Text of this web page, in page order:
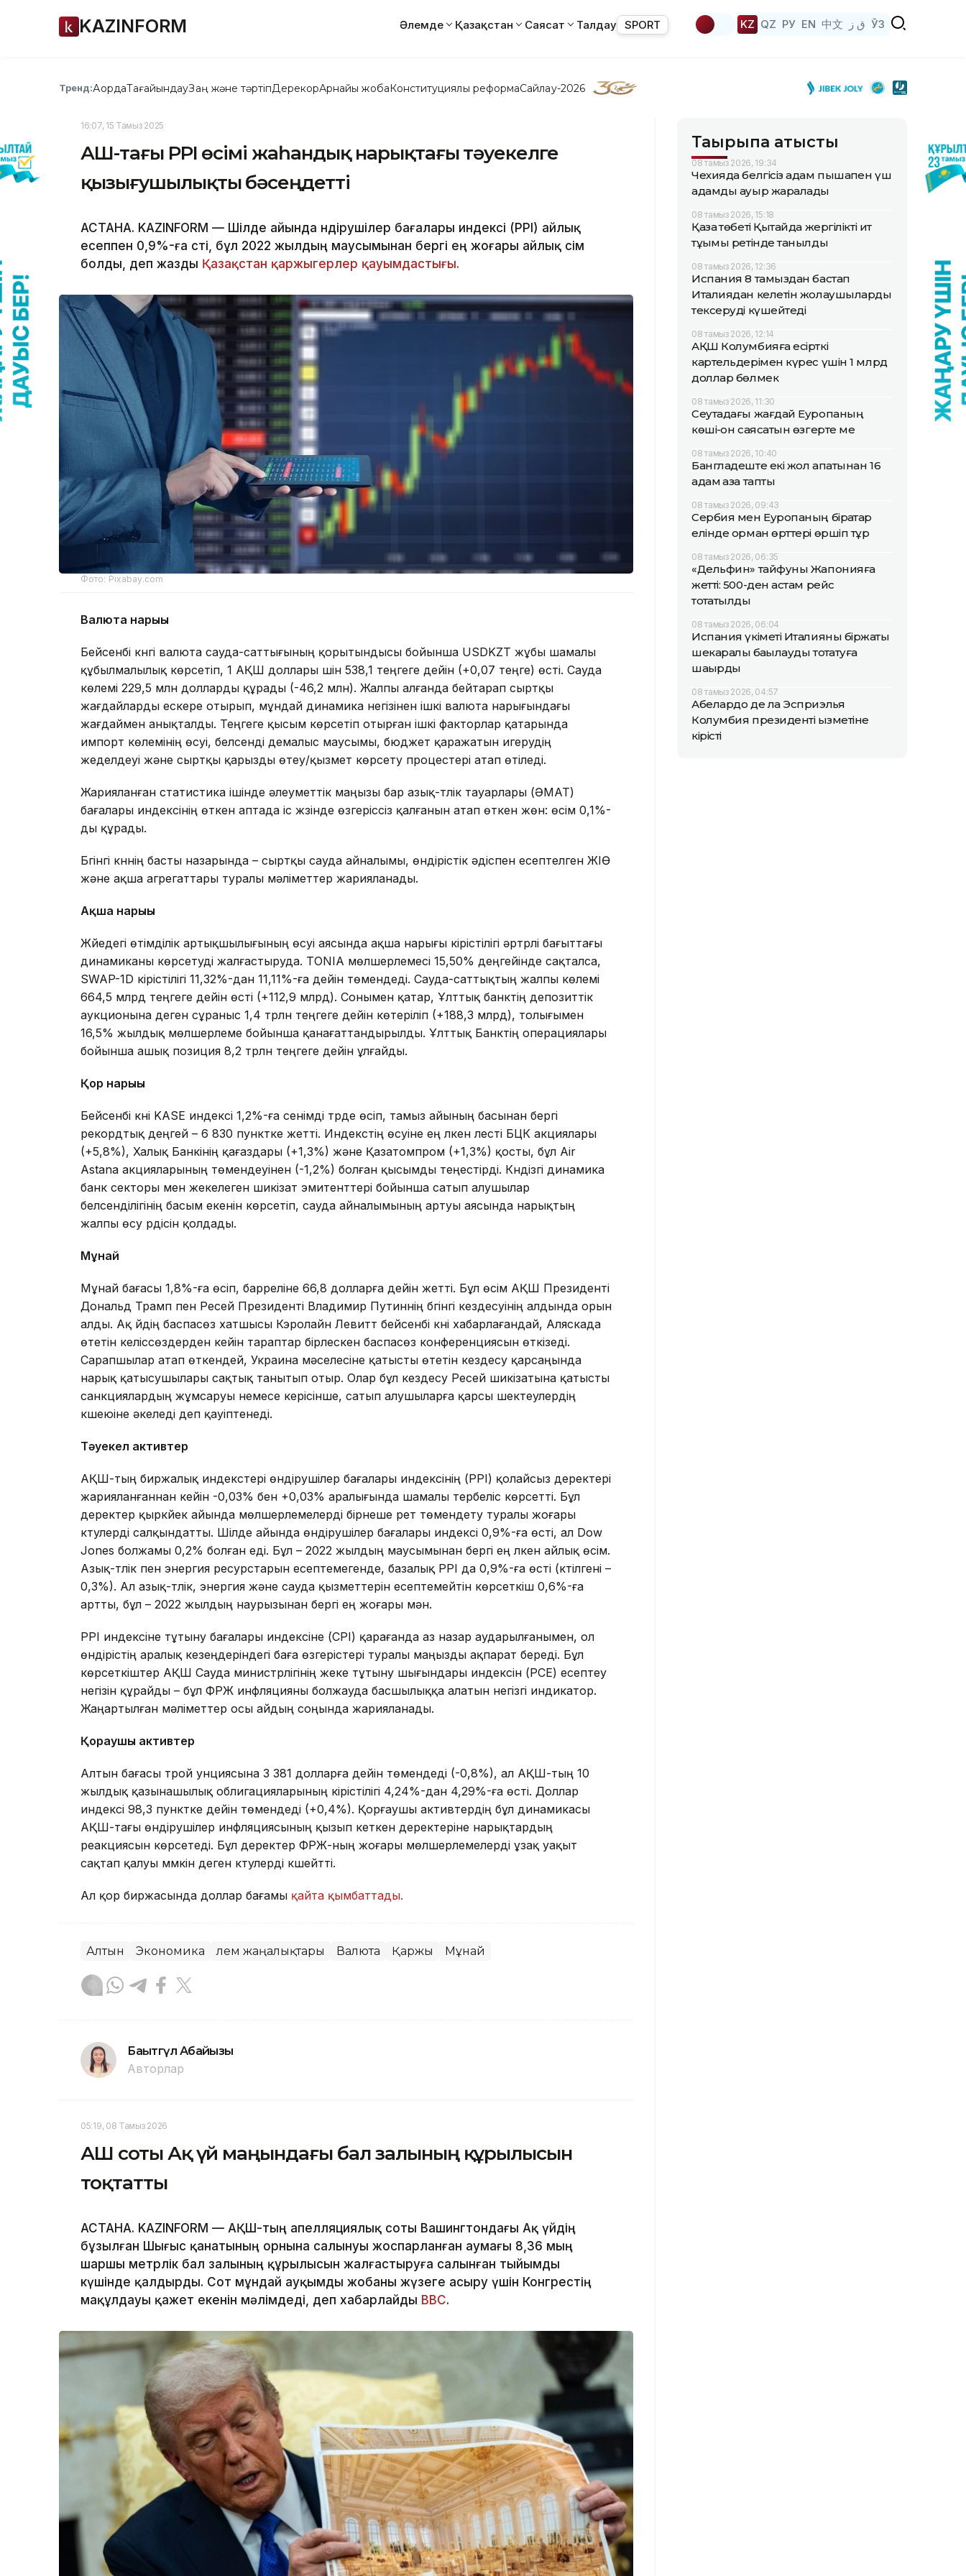
KAZINFORM Әлемде Қазақстан Саясат Талдау SPORT KZ QZ РУ EN 中文 ق ز ЎЗ
Тренд:АқордаТағайындауЗаң және тәртіпДерекқорАрнайы жобаКонституциялық реформаСайлау-2026
16:07, 15 Тамыз 2025
АҚШ-тағы PPI өсімі жаһандық нарықтағы тәуекелге
қызығушылықты бәсеңдетті
АСТАНА. KAZINFORM — Шілде айында өндірушілер бағалары индексі (PPI) айлық
есеппен 0,9%-ға өсті, бұл 2022 жылдың маусымынан бергі ең жоғары айлық өсім
болды, деп жазды Қазақстан қаржыгерлер қауымдастығы.
Фото: Pixabay.com
Валюта нарығы
Бейсенбі күнгі валюта сауда-саттығының қорытындысы бойынша USDKZT жұбы шамалы
құбылмалылық көрсетіп, 1 АҚШ доллары үшін 538,1 теңгеге дейін (+0,07 теңге) өсті. Сауда
көлемі 229,5 млн долларды құрады (-46,2 млн). Жалпы алғанда бейтарап сыртқы
жағдайларды ескере отырып, мұндай динамика негізінен ішкі валюта нарығындағы
жағдаймен анықталды. Теңгеге қысым көрсетіп отырған ішкі факторлар қатарында
импорт көлемінің өсуі, белсенді демалыс маусымы, бюджет қаражатын игерудің
жеделдеуі және сыртқы қарызды өтеу/қызмет көрсету процестері атап өтіледі.
Жарияланған статистика ішінде әлеуметтік маңызы бар азық-түлік тауарлары (ӘМАТ)
бағалары индексінің өткен аптада іс жүзінде өзгеріссіз қалғанын атап өткен жөн: өсім 0,1%-
ды құрады.
Бүгінгі күннің басты назарында – сыртқы сауда айналымы, өндірістік әдіспен есептелген ЖІӨ
және ақша агрегаттары туралы мәліметтер жарияланады.
Ақша нарығы
Жүйедегі өтімділік артықшылығының өсуі аясында ақша нарығы кірістілігі әртүрлі бағыттағы
динамиканы көрсетуді жалғастыруда. TONIA мөлшерлемесі 15,50% деңгейінде сақталса,
SWAP-1D кірістілігі 11,32%-дан 11,11%-ға дейін төмендеді. Сауда-саттықтың жалпы көлемі
664,5 млрд теңгеге дейін өсті (+112,9 млрд). Сонымен қатар, Ұлттық банктің депозиттік
аукционына деген сұраныс 1,4 трлн теңгеге дейін көтеріліп (+188,3 млрд), толығымен
16,5% жылдық мөлшерлеме бойынша қанағаттандырылды. Ұлттық Банктің операциялары
бойынша ашық позиция 8,2 трлн теңгеге дейін ұлғайды.
Қор нарығы
Бейсенбі күні KASE индексі 1,2%-ға сенімді түрде өсіп, тамыз айының басынан бергі
рекордтық деңгей – 6 830 пунктке жетті. Индекстің өсуіне ең үлкен үлесті БЦК акциялары
(+5,8%), Халық Банкінің қағаздары (+1,3%) және Қазатомпром (+1,3%) қосты, бұл Air
Astana акцияларының төмендеуінен (-1,2%) болған қысымды теңестірді. Күндізгі динамика
банк секторы мен жекелеген шикізат эмитенттері бойынша сатып алушылар
белсенділігінің басым екенін көрсетіп, сауда айналымының артуы аясында нарықтың
жалпы өсу үрдісін қолдады.
Мұнай
Мұнай бағасы 1,8%-ға өсіп, барреліне 66,8 долларға дейін жетті. Бұл өсім АҚШ Президенті
Дональд Трамп пен Ресей Президенті Владимир Путиннің бүгінгі кездесуінің алдында орын
алды. Ақ үйдің баспасөз хатшысы Кэролайн Левитт бейсенбі күні хабарлағандай, Аляскада
өтетін келіссөздерден кейін тараптар бірлескен баспасөз конференциясын өткізеді.
Сарапшылар атап өткендей, Украина мәселесіне қатысты өтетін кездесу қарсаңында
нарық қатысушылары сақтық танытып отыр. Олар бұл кездесу Ресей шикізатына қатысты
санкциялардың жұмсаруы немесе керісінше, сатып алушыларға қарсы шектеулердің
күшеюіне әкеледі деп қауіптенеді.
Тәуекел активтер
АҚШ-тың биржалық индекстері өндірушілер бағалары индексінің (PPI) қолайсыз деректері
жарияланғаннан кейін -0,03% бен +0,03% аралығында шамалы тербеліс көрсетті. Бұл
деректер қыркүйек айында мөлшерлемелерді бірнеше рет төмендету туралы жоғары
күтулерді салқындатты. Шілде айында өндірушілер бағалары индексі 0,9%-ға өсті, ал Dow
Jones болжамы 0,2% болған еді. Бұл – 2022 жылдың маусымынан бергі ең үлкен айлық өсім.
Азық-түлік пен энергия ресурстарын есептемегенде, базалық PPI да 0,9%-ға өсті (күтілгені –
0,3%). Ал азық-түлік, энергия және сауда қызметтерін есептемейтін көрсеткіш 0,6%-ға
артты, бұл – 2022 жылдың наурызынан бергі ең жоғары мән.
PPI индексіне тұтыну бағалары индексіне (CPI) қарағанда аз назар аударылғанымен, ол
өндірістің аралық кезеңдеріндегі баға өзгерістері туралы маңызды ақпарат береді. Бұл
көрсеткіштер АҚШ Сауда министрлігінің жеке тұтыну шығындары индексін (PCE) есептеу
негізін құрайды – бұл ФРЖ инфляцияны болжауда басшылыққа алатын негізгі индикатор.
Жаңартылған мәліметтер осы айдың соңында жарияланады.
Қорғаушы активтер
Алтын бағасы трой унциясына 3 381 долларға дейін төмендеді (-0,8%), ал АҚШ-тың 10
жылдық қазынашылық облигацияларының кірістілігі 4,24%-дан 4,29%-ға өсті. Доллар
индексі 98,3 пунктке дейін төмендеді (+0,4%). Қорғаушы активтердің бұл динамикасы
АҚШ-тағы өндірушілер инфляциясының қызып кеткен деректеріне нарықтардың
реакциясын көрсетеді. Бұл деректер ФРЖ-ның жоғары мөлшерлемелерді ұзақ уақыт
сақтап қалуы мүмкін деген күтулерді күшейтті.
Ал қор биржасында доллар бағамы қайта қымбаттады.
Алтын Экономика Әлем жаңалықтары Валюта Қаржы Мұнай
Бақытгүл Абайқызы
Авторлар
05:19, 08 Тамыз 2026
АҚШ соты Ақ үй маңындағы бал залының құрылысын
тоқтатты
АСТАНА. KAZINFORM — АҚШ-тың апелляциялық соты Вашингтондағы Ақ үйдің
бұзылған Шығыс қанатының орнына салынуы жоспарланған аумағы 8,36 мың
шаршы метрлік бал залының құрылысын жалғастыруға салынған тыйымды
күшінде қалдырды. Сот мұндай ауқымды жобаны жүзеге асыру үшін Конгрестің
мақұлдауы қажет екенін мәлімдеді, деп хабарлайды BBC.
Тақырыпқа қатысты
08 тамыз 2026, 19:34
Чехияда белгісіз адам пышақпен үш
адамды ауыр жаралады
08 тамыз 2026, 15:18
Қазақ төбеті Қытайда жергілікті ит
тұқымы ретінде танылды
08 тамыз 2026, 12:36
Испания 8 тамыздан бастап
Италиядан келетін жолаушыларды
тексеруді күшейтеді
08 тамыз 2026, 12:14
АҚШ Колумбияға есірткі
картельдерімен күрес үшін 1 млрд
доллар бөлмек
08 тамыз 2026, 11:30
Сеутадағы жағдай Еуропаның
көші-қон саясатын өзгерте ме
08 тамыз 2026, 10:40
Бангладеште екі жол апатынан 16
адам қаза тапты
08 тамыз 2026, 09:43
Сербия мен Еуропаның бірқатар
елінде орман өрттері өршіп тұр
08 тамыз 2026, 06:35
«Дельфин» тайфуны Жапонияға
жетті: 500-ден астам рейс
тоқтатылды
08 тамыз 2026, 06:04
Испания үкіметі Италияны біржақты
шекаралық бақылауды тоқтатуға
шақырды
08 тамыз 2026, 04:57
Абелардо де ла Эсприэлья
Колумбия президенті қызметіне
кірісті